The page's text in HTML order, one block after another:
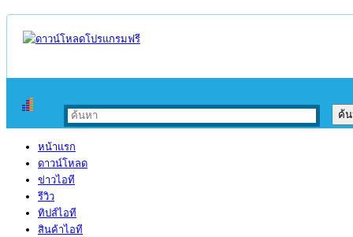
หน้าแรก
ดาวน์โหลด
ข่าวไอที
รีวิว
ทิปส์ไอที
สินค้าไอที